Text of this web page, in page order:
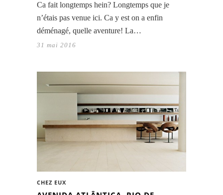
Ca fait longtemps hein? Longtemps que je
n’étais pas venue ici. Ca y est on a enfin
déménagé, quelle aventure! La…
31 mai 2016
CHEZ EUX